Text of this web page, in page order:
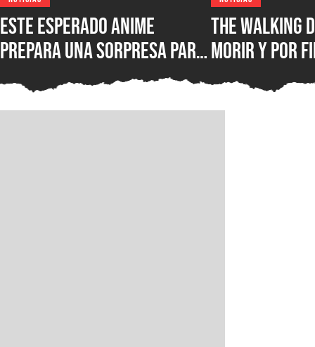
Este esperado anime
prepara una sorpresa para
septiembre y los fans de
Kaiju No. 8 querrán verla
The Walking
morir y por
conocer la
lanzamiento